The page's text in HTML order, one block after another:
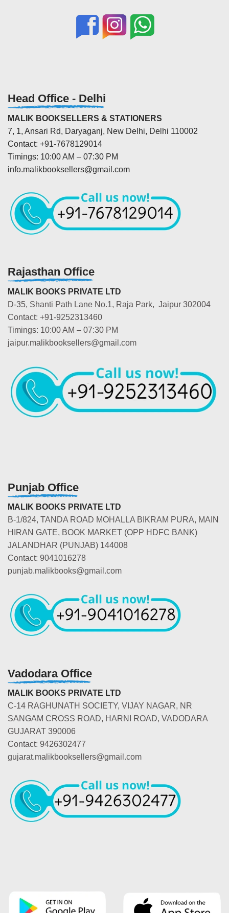
Head Office - Delhi
MALIK BOOKSELLERS & STATIONERS
7, 1, Ansari Rd, Daryaganj, New Delhi, Delhi 110002
Contact: +91-7678129014
Timings: 10:00 AM – 07:30 PM
info.malikbooksellers@gmail.com
Rajasthan Office
MALIK BOOKS PRIVATE LTD
D-35, Shanti Path Lane No.1, Raja Park, Jaipur 302004
Contact: +91-9252313460
Timings: 10:00 AM – 07:30 PM
jaipur.malikbooksellers@gmail.com
Punjab Office
MALIK BOOKS PRIVATE LTD
B-1/824, TANDA ROAD MOHALLA BIKRAM PURA, MAIN
HIRAN GATE, BOOK MARKET (OPP HDFC BANK)
JALANDHAR (PUNJAB) 144008
Contact: 9041016278
punjab.malikbooks@gmail.com
Vadodara Office
MALIK BOOKS PRIVATE LTD
C-14 RAGHUNATH SOCIETY, VIJAY NAGAR, NR
SANGAM CROSS ROAD, HARNI ROAD, VADODARA
GUJARAT 390006
Contact: 9426302477
gujarat.malikbooksellers@gmail.com